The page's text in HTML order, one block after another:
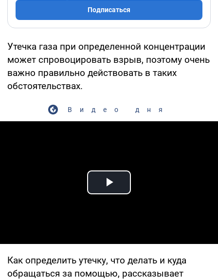
Подписаться
Утечка газа при определенной концентрации
может спровоцировать взрыв, поэтому очень
важно правильно действовать в таких
обстоятельствах.
Видео дня
Play Video
Как определить утечку, что делать и куда
обращаться за помощью, рассказывает